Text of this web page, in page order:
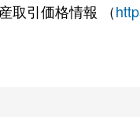
取引価格情報 （